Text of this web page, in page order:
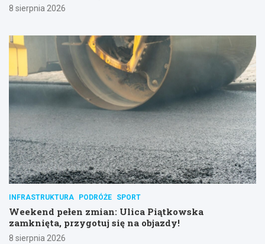
8 sierpnia 2026
INFRASTRUKTURA PODRÓŻE SPORT
Weekend pełen zmian: Ulica Piątkowska
zamknięta, przygotuj się na objazdy!
8 sierpnia 2026